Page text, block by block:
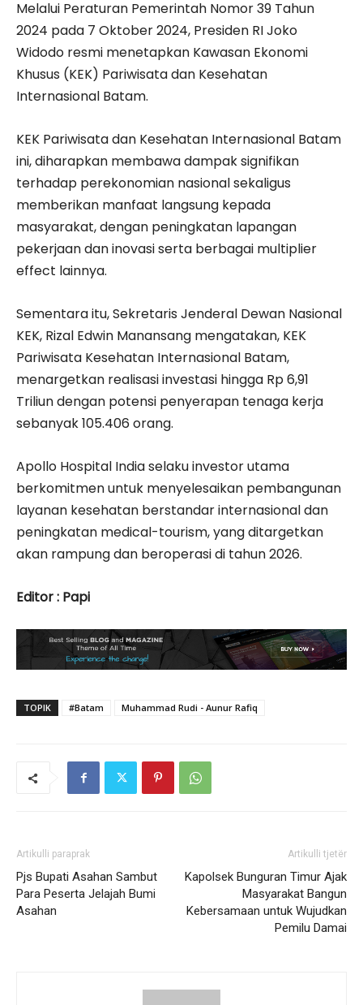
Melalui Peraturan Pemerintah Nomor 39 Tahun
2024 pada 7 Oktober 2024, Presiden RI Joko
Widodo resmi menetapkan Kawasan Ekonomi
Khusus (KEK) Pariwisata dan Kesehatan
Internasional Batam.
KEK Pariwisata dan Kesehatan Internasional Batam
ini, diharapkan membawa dampak signifikan
terhadap perekonomian nasional sekaligus
memberikan manfaat langsung kepada
masyarakat, dengan peningkatan lapangan
pekerjaan dan inovasi serta berbagai multiplier
effect lainnya.
Sementara itu, Sekretaris Jenderal Dewan Nasional
KEK, Rizal Edwin Manansang mengatakan, KEK
Pariwisata Kesehatan Internasional Batam,
menargetkan realisasi investasi hingga Rp 6,91
Triliun dengan potensi penyerapan tenaga kerja
sebanyak 105.406 orang.
Apollo Hospital India selaku investor utama
berkomitmen untuk menyelesaikan pembangunan
layanan kesehatan berstandar internasional dan
peningkatan medical-tourism, yang ditargetkan
akan rampung dan beroperasi di tahun 2026.
Editor : Papi
TOPIK #Batam Muhammad Rudi - Aunur Rafiq
Artikulli paraprak
Pjs Bupati Asahan Sambut
Para Peserta Jelajah Bumi
Asahan
Artikulli tjetër
Kapolsek Bunguran Timur Ajak
Masyarakat Bangun
Kebersamaan untuk Wujudkan
Pemilu Damai